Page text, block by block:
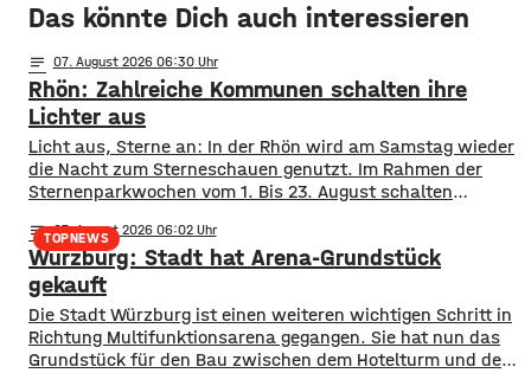
Das könnte Dich auch interessieren
notes 07. August 2026 06:30
Rhön: Zahlreiche Kommunen schalten ihre
Lichter aus
Licht aus, Sterne an: In der Rhön wird am Samstag wieder
die Nacht zum Sterneschauen genutzt. Im Rahmen der
Sternenparkwochen vom 1. Bis 23. August schalten
Grabfeld und Bad Kissingen ihre öffentliche Beleuchtung
teilweise oder komplett ab. Mit dabei sind unter anderem
Bad Neustadt, Hammelburg, Fladungen, Oberelsbach und
Wildflecken. Ziel ist
TOPNEWS
notes 07. August 2026 06:02
Würzburg: Stadt hat Arena-Grundstück
gekauft
Die Stadt Würzburg ist einen weiteren wichtigen Schritt in
Richtung Multifunktionsarena gegangen. Sie hat nun das
Grundstück für den Bau zwischen dem Hotelturm und den